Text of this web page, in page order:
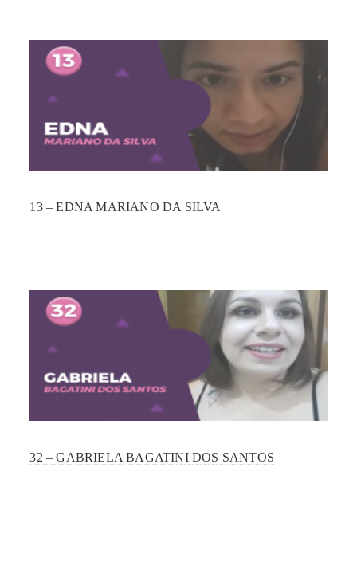
13 – EDNA MARIANO DA SILVA
32 – GABRIELA BAGATINI DOS SANTOS